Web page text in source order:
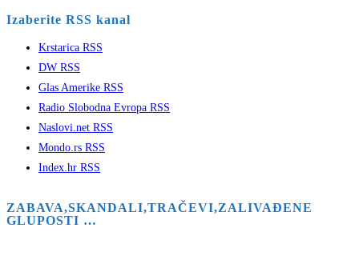
Izaberite RSS kanal
Krstarica RSS
DW RSS
Glas Amerike RSS
Radio Slobodna Evropa RSS
Naslovi.net RSS
Mondo.rs RSS
Index.hr RSS
ZABAVA,SKANDALI,TRAČEVI,ZALIVAĐENE
GLUPOSTI …